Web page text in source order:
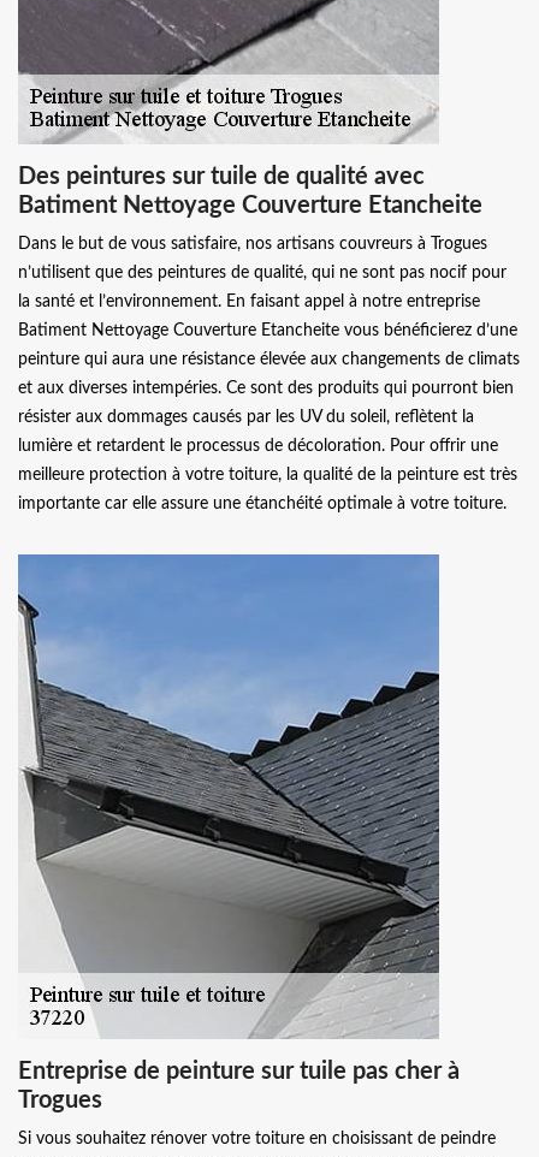
Des peintures sur tuile de qualité avec
Batiment Nettoyage Couverture Etancheite
Dans le but de vous satisfaire, nos artisans couvreurs à Trogues
n’utilisent que des peintures de qualité, qui ne sont pas nocif pour
la santé et l’environnement. En faisant appel à notre entreprise
Batiment Nettoyage Couverture Etancheite vous bénéficierez d’une
peinture qui aura une résistance élevée aux changements de climats
et aux diverses intempéries. Ce sont des produits qui pourront bien
résister aux dommages causés par les UV du soleil, reflètent la
lumière et retardent le processus de décoloration. Pour offrir une
meilleure protection à votre toiture, la qualité de la peinture est très
importante car elle assure une étanchéité optimale à votre toiture.
Entreprise de peinture sur tuile pas cher à
Trogues
Si vous souhaitez rénover votre toiture en choisissant de peindre